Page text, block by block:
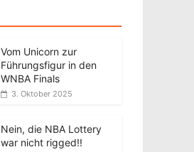
Vom Unicorn zur
Führungsfigur in den
WNBA Finals
3. Oktober 2025
Nein, die NBA Lottery
war nicht rigged!!